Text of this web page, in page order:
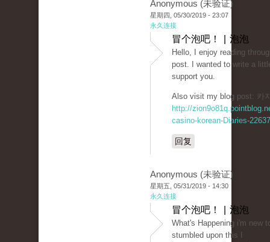
Anonymous (未验证)
星期四, 05/30/2019 - 23:07
永久连接
冒个泡吧！ | 泡泡
Hello, I enjoy reading
post. I wanted to write a
support you.
Also visit my blog post: 카
http://
casino-korean-Diaries-
回复
Anonymous (未验证)
星期五, 05/31/2019 - 14:30
永久连接
冒个泡吧！ | 泡泡
What's Happening i'm new
stumbled upon this I